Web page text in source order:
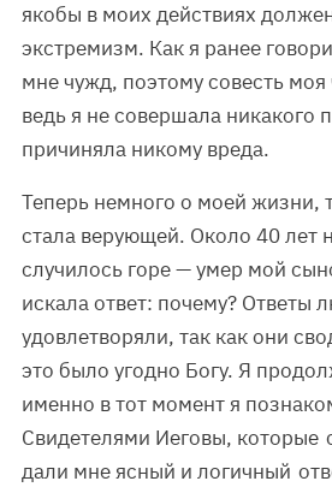
якобы в моих действиях
экстремизм. Как я ранее
мне чужд, поэтому совесть моя
ведь я не совершала никакого
причиняла никому вреда.
Теперь немного о моей жизни,
стала верующей. Около 40 лет
случилось горе — умер мой
искала ответ: почему? Ответы
удовлетворяли, так как они
это было угодно Богу. Я
именно в тот момент я
Свидетелями Иеговы,
дали мне ясный и логичный